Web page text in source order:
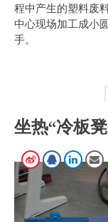
程中产生的塑料废
中心现场加工成小
手。
坐热“冷板